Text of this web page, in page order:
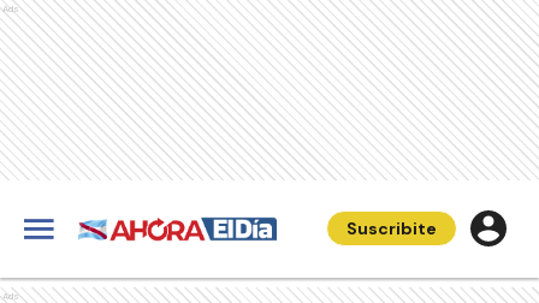
Ads
Suscribite
Ads